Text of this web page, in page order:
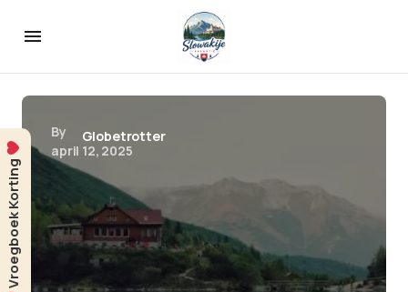
By
Globetrotter
april 12, 2025
Vroegboek Korting